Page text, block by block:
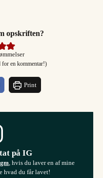
opskriften?
for en kommentar!)
Print
på IG
, hvis du laver en af mine
hvad du får lavet!